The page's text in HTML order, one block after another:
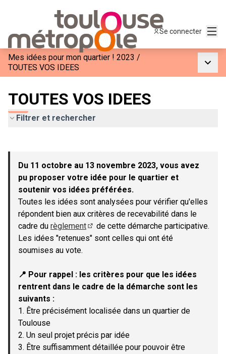
Se connecter
Mes idées pour mon quartier ! 2023 /
TOUTES VOS IDEES
TOUTES VOS IDEES
Filtrer et rechercher
−
Du 11 octobre au 13 novembre 2023, vous avez
pu proposer votre idée pour le quartier et
soutenir vos idées préférées.
Toutes les idées sont analysées pour vérifier qu'elles
répondent bien aux critères de recevabilité dans le
cadre du règlement
(Lien externe)
de cette démarche participative.
Les idées "retenues" sont celles qui ont été
soumises au vote.
📍 Pour rappel : les critères pour que les idées
rentrent dans le cadre de la démarche sont les
suivants :
1. Être précisément localisée dans un quartier de
Toulouse
2. Un seul projet précis par idée
3. Être suffisamment détaillée pour pouvoir être